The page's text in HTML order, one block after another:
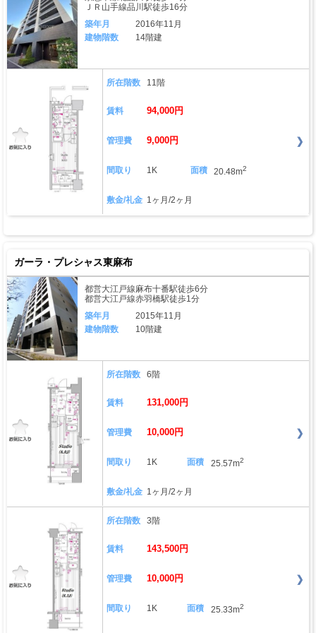
ＪＲ山手線品川駅徒歩16分
築年月
2016年11月
建物階数
14階建
所在階数 11階
賃料 94,000円
管理費 9,000円
間取り 1K 面積 20.48m2
敷金/礼金 1ヶ月/2ヶ月
ガーラ・プレシャス東麻布
都営大江戸線麻布十番駅徒歩6分
都営大江戸線赤羽橋駅徒歩1分
築年月
2015年11月
建物階数
10階建
所在階数 6階
賃料 131,000円
管理費 10,000円
間取り 1K 面積 25.57m2
敷金/礼金 1ヶ月/2ヶ月
所在階数 3階
賃料 143,500円
管理費 10,000円
間取り 1K 面積 25.33m2